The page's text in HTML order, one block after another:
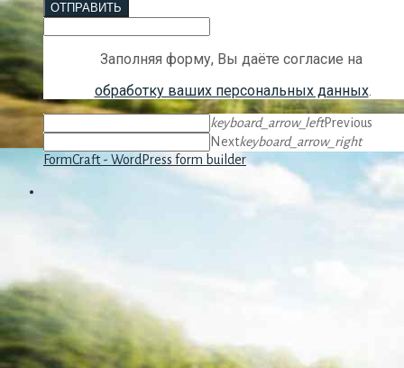
ОТПРАВИТЬ
Заполняя форму, Вы даёте согласие на
обработку ваших персональных данных.
keyboard_arrow_leftPrevious
Nextkeyboard_arrow_right
FormCraft - WordPress form builder